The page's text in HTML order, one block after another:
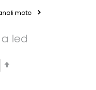
moto
led
Imposta